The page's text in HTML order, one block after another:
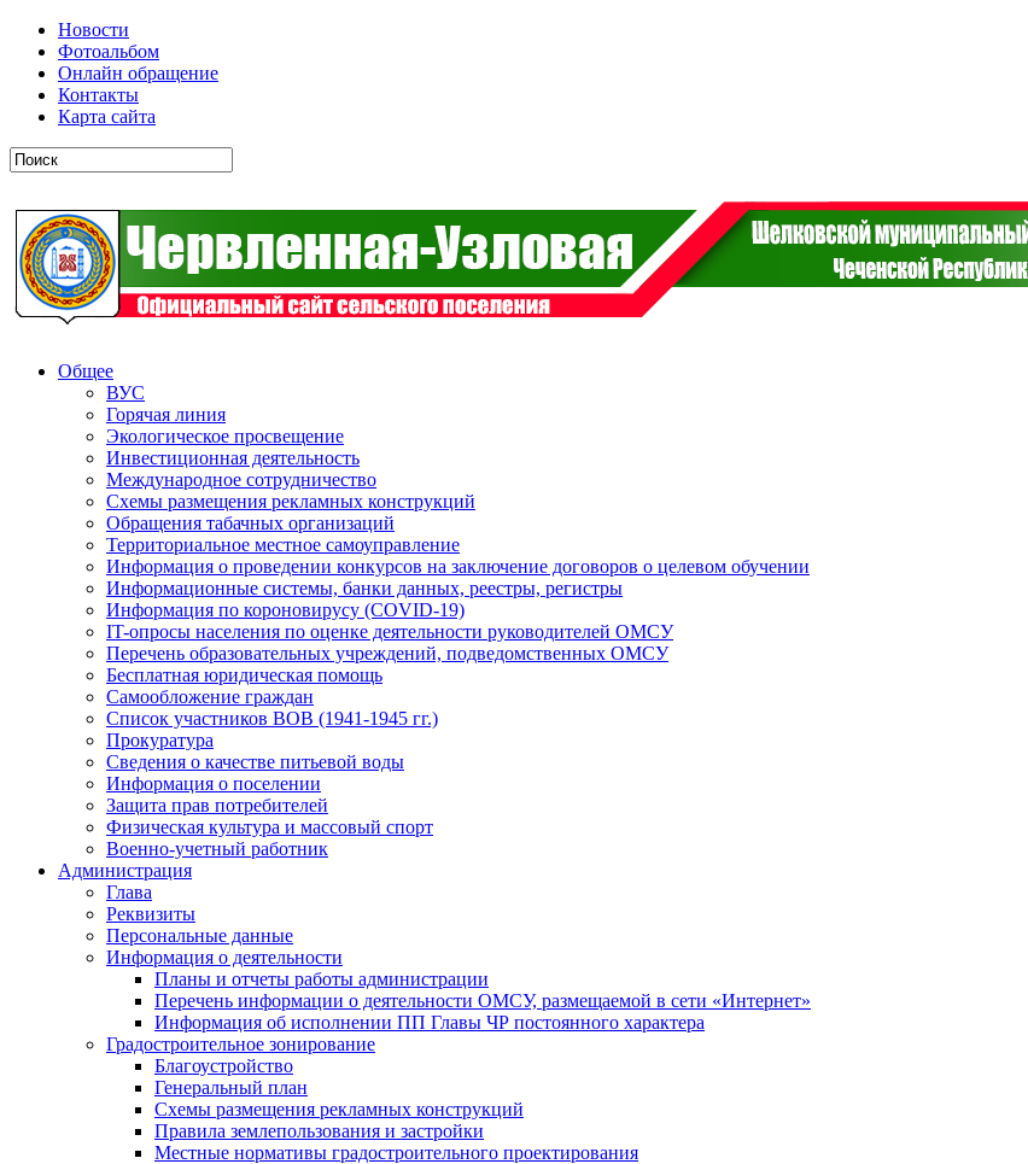
Новости
Фотоальбом
Онлайн обращение
Контакты
Карта сайта
Общее
ВУС
Горячая линия
Экологическое просвещение
Инвестиционная деятельность
Международное сотрудничество
Схемы размещения рекламных конструкций
Обращения табачных организаций
Территориальное местное самоуправление
Информация о проведении конкурсов на заключение договоров о целевом обучении
Информационные системы, банки данных, реестры, регистры
Информация по короновирусу (COVID-19)
IT-опросы населения по оценке деятельности руководителей ОМСУ
Перечень образовательных учреждений, подведомственных ОМСУ
Бесплатная юридическая помощь
Самообложение граждан
Список участников ВОВ (1941-1945 гг.)
Прокуратура
Сведения о качестве питьевой воды
Информация о поселении
Защита прав потребителей
Физическая культура и массовый спорт
Военно-учетный работник
Администрация
Глава
Реквизиты
Персональные данные
Информация о деятельности
Планы и отчеты работы администрации
Перечень информации о деятельности ОМСУ, размещаемой в сети «Интернет»
Информация об исполнении ПП Главы ЧР постоянного характера
Градостроительное зонирование
Благоустройство
Генеральный план
Схемы размещения рекламных конструкций
Правила землепользования и застройки
Местные нормативы градостроительного проектирования